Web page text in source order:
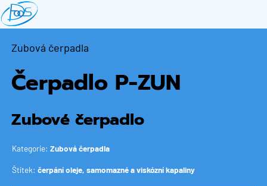
Přejít
k
obsahu
Zubová čerpadla
Čerpadlo P-ZUN
Zubové čerpadlo
Kategorie: Zubová čerpadla
Štítek: čerpání oleje, samomazné a viskózní kapaliny